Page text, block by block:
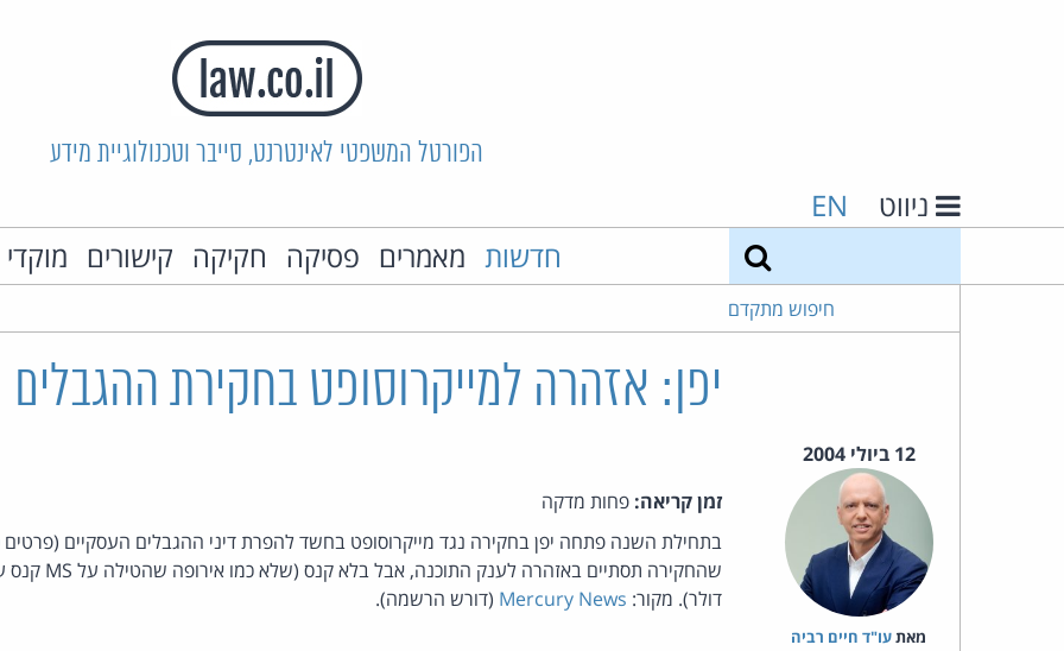
הפורטל המשפטי לאינטרנט, סייבר וטכנולוגיית מידע
ניווט EN
חדשות מאמרים פסיקה חקיקה קישורים
חיפוש מתקדם
יפן: אזהרה למייקרוסופט בחקירת ההגבלים
12 ביולי 2004
מאת‏עו"ד חיים רביה
זמן קריאה: פחות מדקה
בתחילת השנה פתחה יפן בחקירה נגד מייקרוסופט בחשד להפרת דיני ההגבלים העסקיים (פרטים
דולר). מקור: Mercury News (דורש הרשמה).